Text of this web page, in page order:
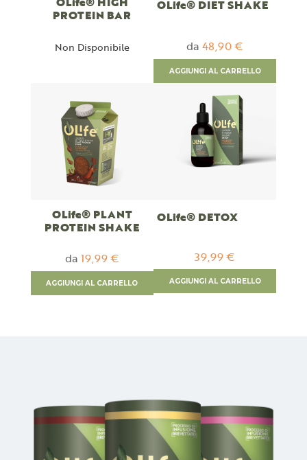
PROTEIN BAR
Non Disponibile
OLife® DIET SHAKE
da 48,90 €
AGGIUNGI AL CARRELLO
OLife® PLANT
PROTEIN SHAKE
da 19,99 €
AGGIUNGI AL CARRELLO
OLife® DETOX
39,99 €
AGGIUNGI AL CARRELLO